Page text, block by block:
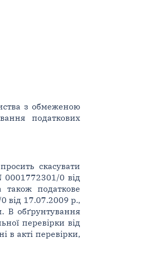
з обмеженою
податкових
скасувати
0001772301/0 від
податкове
від 17.07.2009 р.,
В обґрунтування
перевірки від
в акті перевірки,